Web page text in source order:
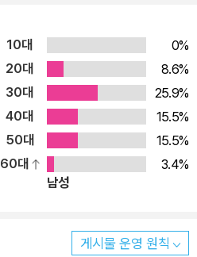
해 컴퓨터 비전이 어떻게 적용될 수
까지 단계적으로 보여준다. 단순히
이를 활용하고 통합해 실제 컴퓨터
줌으로써 컴퓨터 비전이 실제로 활용
는 데 무척 유용할 것이다. 또한 컴퓨
어디서부터 시작할지 고민하는 독자
이론적 지식은 갖췄지만, 알고리
합하다. ★ 이 책의 구성
일반적인 사용 예부터 시작해 여
치 방법을 설명하고, 뒷부분에서
미지 조작 연산 방법을 설명한다.
터 비전에서 필터(filter)와 특징(f
간략히 설명한다. 이미지에 필터
이 특징을 파이썬을 이용해 구현
10대
0%
20대
8.6%
30대
25.9%
40대
15.5%
50대
15.5%
60대
3.4%
남성
게시물 운영 원칙